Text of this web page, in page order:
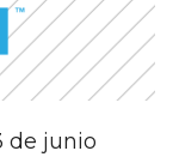
de junio